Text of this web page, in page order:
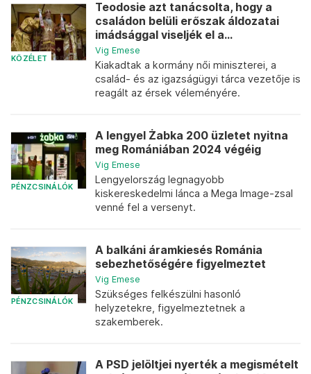
KÖZÉLET
Teodosie azt tanácsolta, hogy a
családon belüli erőszak áldozatai
imádsággal viseljék el a...
Vig Emese
Kiakadtak a kormány női miniszterei, a
család- és az igazságügyi tárca vezetője is
reagált az érsek véleményére.
PÉNZCSINÁLÓK
A lengyel Żabka 200 üzletet nyitna
meg Romániában 2024 végéig
Vig Emese
Lengyelország legnagyobb
kiskereskedelmi lánca a Mega Image-zsal
venné fel a versenyt.
PÉNZCSINÁLÓK
A balkáni áramkiesés Románia
sebezhetőségére figyelmeztet
Vig Emese
Szükséges felkészülni hasonló
helyzetekre, figyelmeztetnek a
szakemberek.
A PSD jelöltjei nyerték a megismételt